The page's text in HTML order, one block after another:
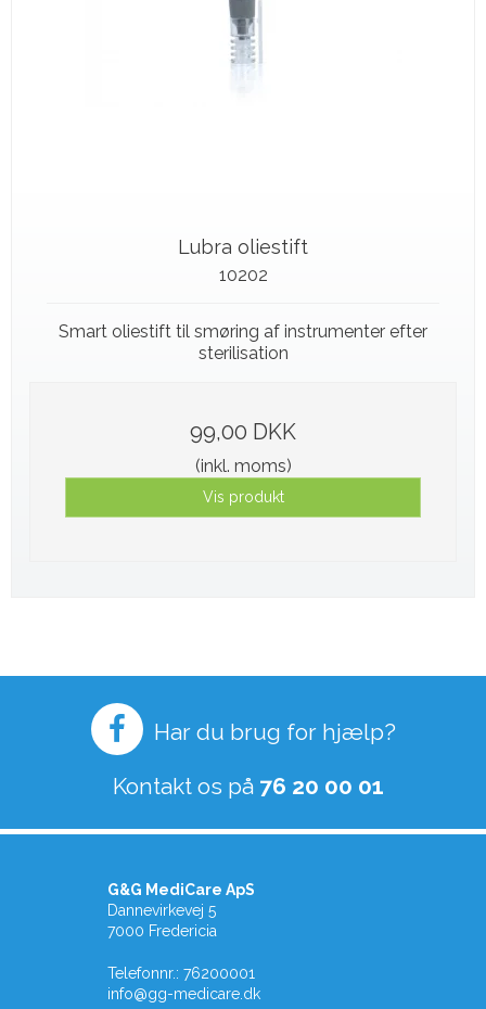
Lubra oliestift
10202
Smart oliestift til smøring af instrumenter efter
sterilisation
99,00 DKK
(inkl. moms)
Vis produkt
Har du brug for hjælp?
Kontakt os på 76 20 00 01
G&G MediCare ApS
Dannevirkevej 5
7000 Fredericia
Telefonnr.: 76200001
info@gg-medicare.dk